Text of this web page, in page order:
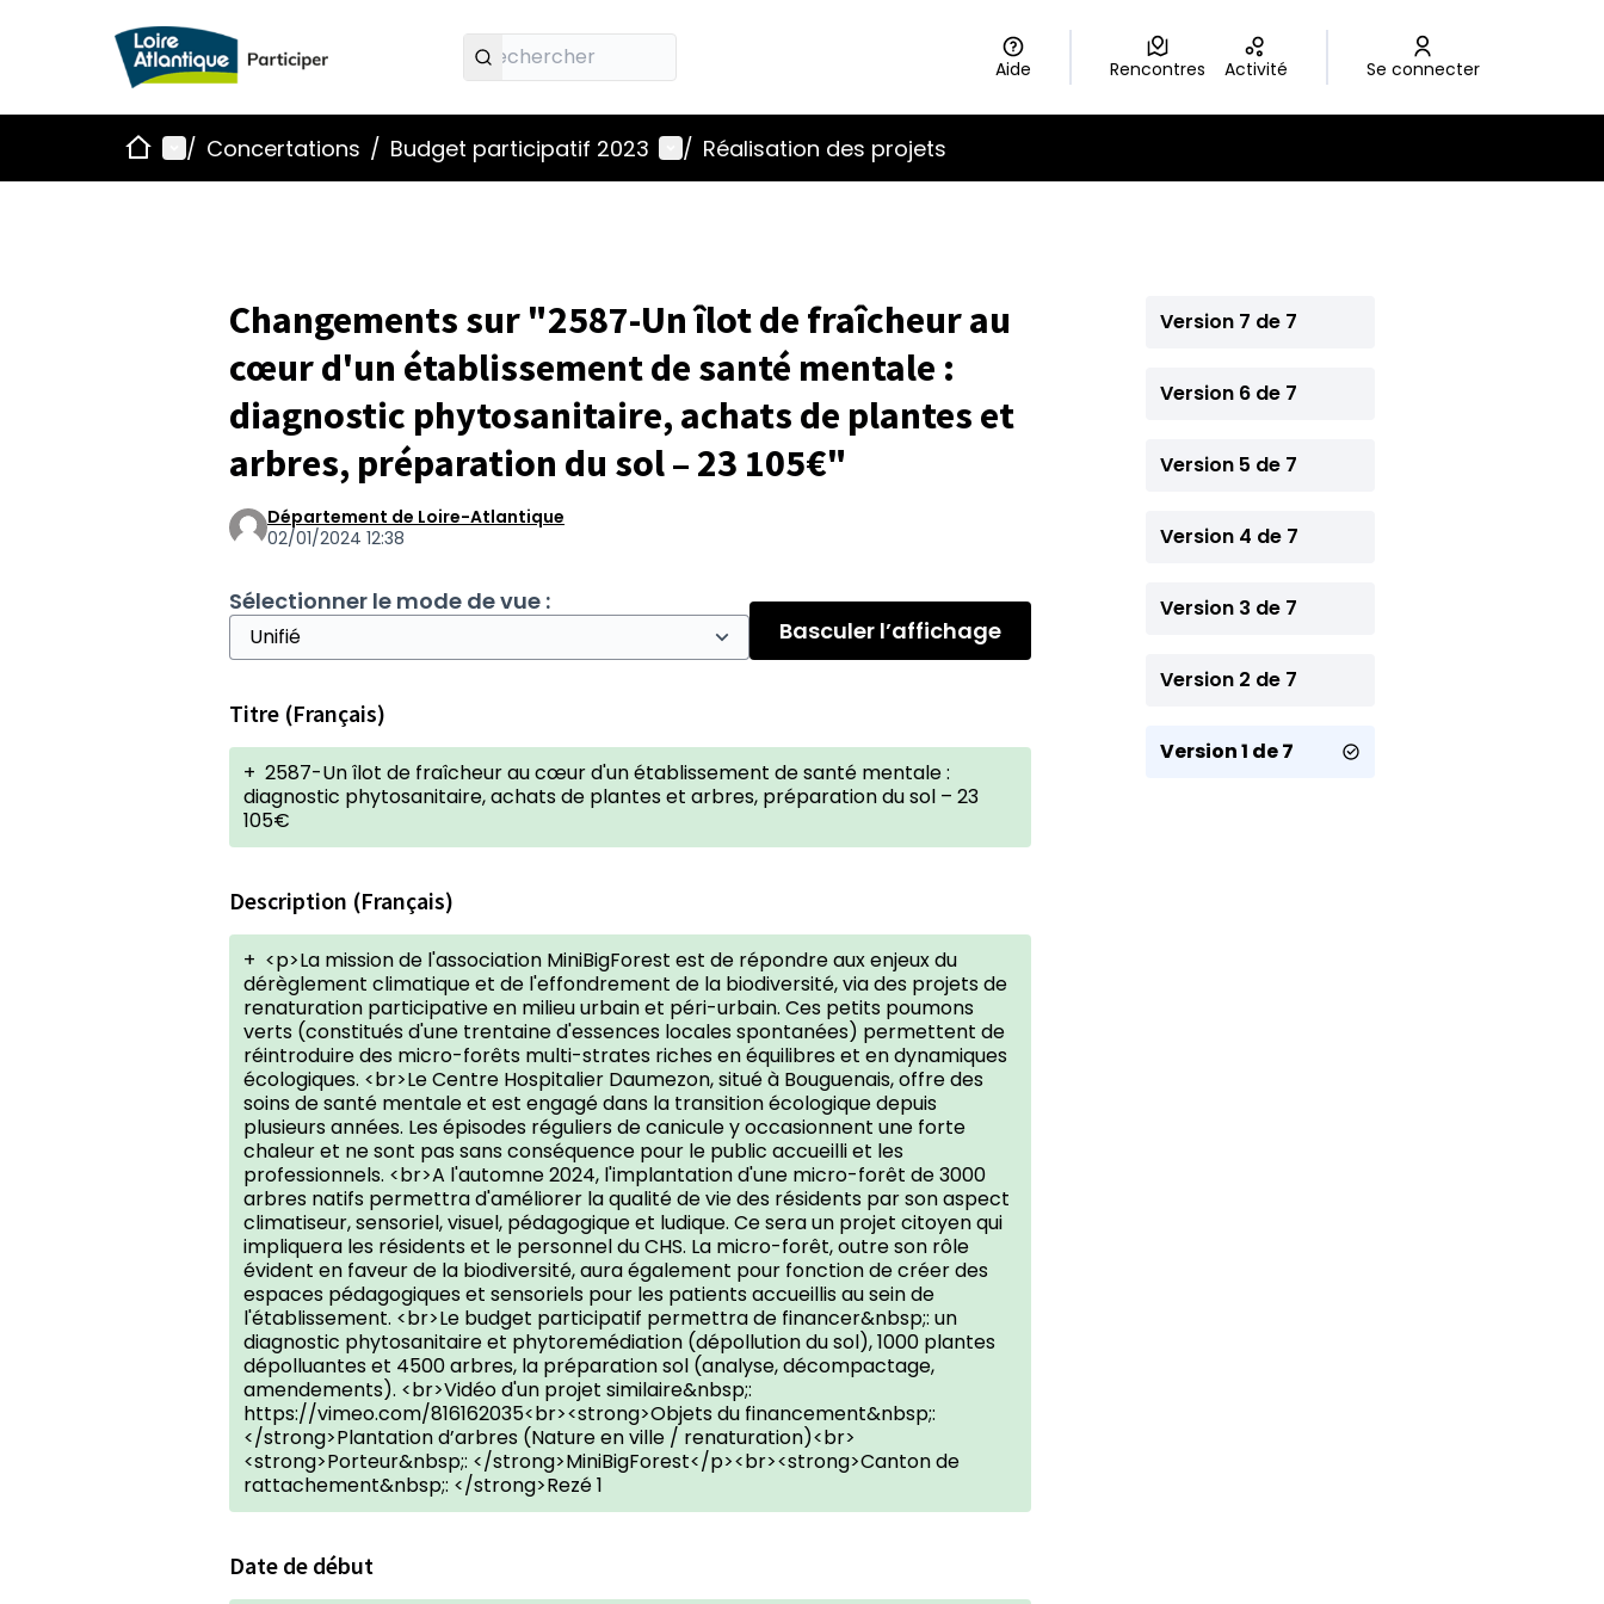
Aide Rencontres Activité Se connecter
AccueilMenu principal
/ Concertations / Budget participatif 2023 Menu utilisateur
/ Réalisation des projets
Changements sur "2587-Un îlot de fraîcheur au
cœur d'un établissement de santé mentale :
diagnostic phytosanitaire, achats de plantes et
arbres, préparation du sol – 23 105€"
Département de Loire-Atlantique
02/01/2024 12:38
Sélectionner le mode de vue :
Basculer l’affichage
Titre (Français)
+ 2587-Un îlot de fraîcheur au cœur d'un établissement de santé mentale :
diagnostic phytosanitaire, achats de plantes et arbres, préparation du sol – 23
105€
Description (Français)
+ <p>La mission de l'association MiniBigForest est de répondre aux enjeux du
dérèglement climatique et de l'effondrement de la biodiversité, via des projets de
renaturation participative en milieu urbain et péri-urbain. Ces petits poumons
verts (constitués d'une trentaine d'essences locales spontanées) permettent de
réintroduire des micro-forêts multi-strates riches en équilibres et en dynamiques
écologiques. <br>Le Centre Hospitalier Daumezon, situé à Bouguenais, offre des
soins de santé mentale et est engagé dans la transition écologique depuis
plusieurs années. Les épisodes réguliers de canicule y occasionnent une forte
chaleur et ne sont pas sans conséquence pour le public accueilli et les
professionnels. <br>A l'automne 2024, l'implantation d'une micro-forêt de 3000
arbres natifs permettra d'améliorer la qualité de vie des résidents par son aspect
climatiseur, sensoriel, visuel, pédagogique et ludique. Ce sera un projet citoyen qui
impliquera les résidents et le personnel du CHS. La micro-forêt, outre son rôle
évident en faveur de la biodiversité, aura également pour fonction de créer des
espaces pédagogiques et sensoriels pour les patients accueillis au sein de
l'établissement. <br>Le budget participatif permettra de financer&nbsp;: un
diagnostic phytosanitaire et phytoremédiation (dépollution du sol), 1000 plantes
dépolluantes et 4500 arbres, la préparation sol (analyse, décompactage,
amendements). <br>Vidéo d'un projet similaire&nbsp;:
https://vimeo.com/816162035<br><strong>Objets du financement&nbsp;:
</strong>Plantation d’arbres (Nature en ville / renaturation)<br>
<strong>Porteur&nbsp;: </strong>MiniBigForest</p><br><strong>Canton de
rattachement&nbsp;: </strong>Rezé 1
Date de début
Version 7 de 7
Version 6 de 7
Version 5 de 7
Version 4 de 7
Version 3 de 7
Version 2 de 7
Version 1 de 7